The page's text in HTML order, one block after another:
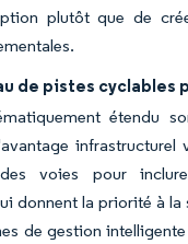
plutôt que de
de pistes cyclables
étendu
infrastructurel
voies pour
donnent la priorité à la
de gestion